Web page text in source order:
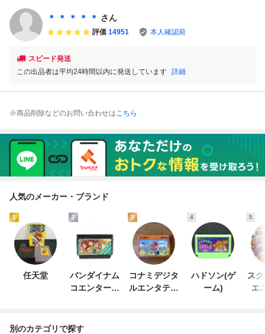
＊ ＊ ＊ ＊ ＊ さん
評価 14951 本人確認前
スピード発送
この出品者は平均24時間以内に発送しています 詳細
※商品削除などのお問い合わせはこちら
人気のメーカー・ブランド
1
任天堂
2
バンダイナム
コエンターテ
3
コナミデジタ
ルエンタテイ
4
ハドソン(ゲ
ーム)
5
ス
エ
別のカテゴリで探す